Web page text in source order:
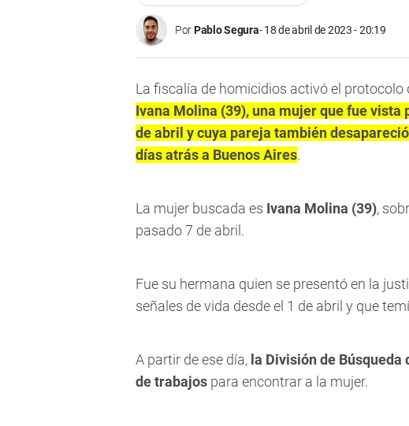
PorPablo Segura 18 de abril de 2023 - 20:19
La fiscalía de homicidios activó el protocolo
Ivana Molina (39), una mujer que fue vista
de abril y cuya pareja también
días atrás a Buenos Aires.
La mujer buscada es Ivana Molina (39),
pasado 7 de abril.
Fue su hermana quien se presentó en la
señales de vida desde el 1 de abril y que
A partir de ese día, la División de
de trabajos para encontrar a la mujer.